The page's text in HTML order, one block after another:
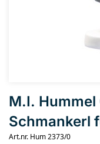
M.I.
Schmankerl
Art.nr. Hum 2373/0